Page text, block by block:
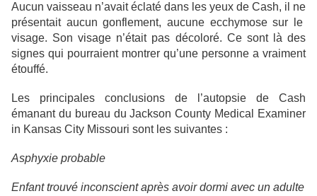
Aucun vaisseau n’avait éclaté dans les yeux de Cash, il ne
présentait aucun gonflement, aucune ecchymose sur le
visage. Son visage n’était pas décoloré. Ce sont là des
signes qui pourraient montrer qu’une personne a vraiment
étouffé.
Les principales conclusions de l’autopsie de Cash
émanant du bureau du Jackson County Medical Examiner
in Kansas City Missouri sont les suivantes :
Asphyxie probable
Enfant trouvé inconscient après avoir dormi avec un adulte